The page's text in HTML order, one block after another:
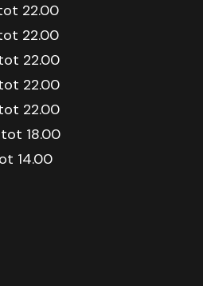
22.00
22.00
22.00
22.00
22.00
18.00
14.00